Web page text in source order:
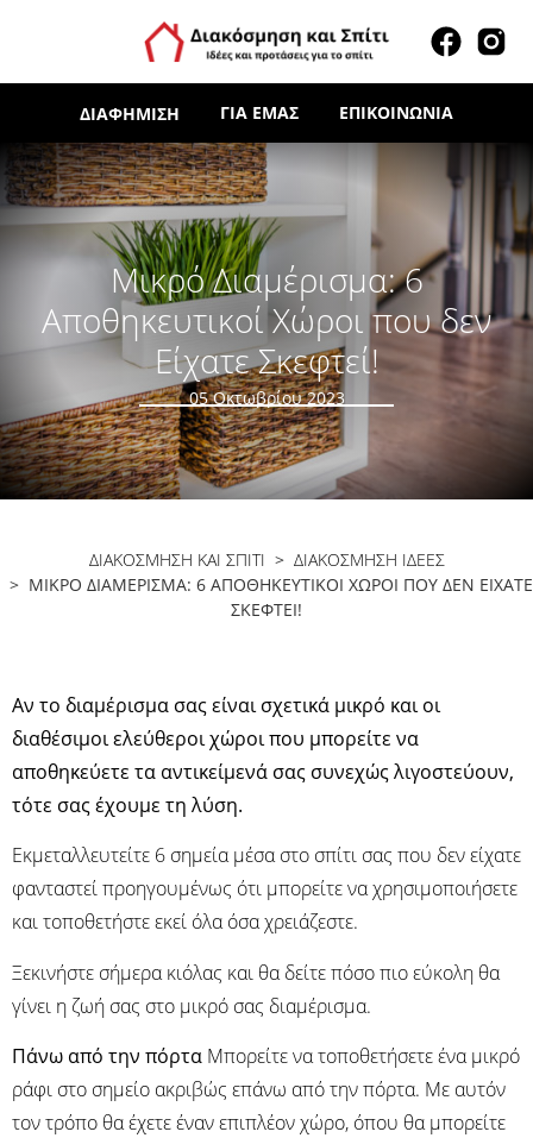
ΔΙΑΦΉΜΙΣΗ ΓΙΑ ΕΜΆΣ ΕΠΙΚΟΙΝΩΝΊΑ
Μικρό Διαμέρισμα: 6
Αποθηκευτικοί Χώροι που δεν
Είχατε Σκεφτεί!
05 Οκτωβρίου 2023
ΔΙΑΚΟΣΜΗΣΗ ΚΑΙ ΣΠΙΤΙ > ΔΙΑΚΌΣΜΗΣΗ ΙΔΈΕΣ
> ΜΙΚΡΌ ΔΙΑΜΈΡΙΣΜΑ: 6 ΑΠΟΘΗΚΕΥΤΙΚΟΊ ΧΏΡΟΙ ΠΟΥ ΔΕΝ ΕΊΧΑΤΕ
ΣΚΕΦΤΕΊ!
Αν το διαμέρισμα σας είναι σχετικά μικρό και οι
διαθέσιμοι ελεύθεροι χώροι που μπορείτε να
αποθηκεύετε τα αντικείμενά σας συνεχώς λιγοστεύουν,
τότε σας έχουμε τη λύση.
Εκμεταλλευτείτε 6 σημεία μέσα στο σπίτι σας που δεν είχατε
φανταστεί προηγουμένως ότι μπορείτε να χρησιμοποιήσετε
και τοποθετήστε εκεί όλα όσα χρειάζεστε.
Ξεκινήστε σήμερα κιόλας και θα δείτε πόσο πιο εύκολη θα
γίνει η ζωή σας στο μικρό σας διαμέρισμα.
Πάνω από την πόρτα Μπορείτε να τοποθετήσετε ένα μικρό
ράφι στο σημείο ακριβώς επάνω από την πόρτα. Με αυτόν
τον τρόπο θα έχετε έναν επιπλέον χώρο, όπου θα μπορείτε